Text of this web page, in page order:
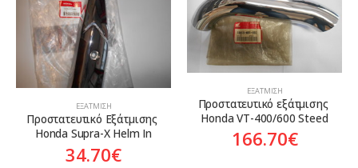
ΕΞΆΤΜΙΣΗ
Προστατευτικό Εξάτμισης
Honda Supra-X Helm In
34.70€
ΕΞΆΤΜΙΣΗ
Προστατευτικό εξάτμισης
Honda VT-400/600 Steed
166.70€